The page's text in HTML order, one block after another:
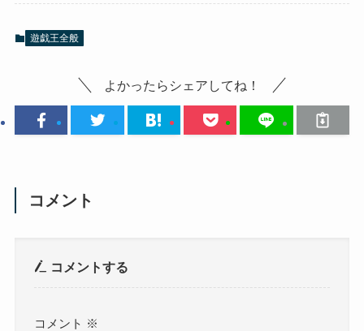
遊戯王全般
よかったらシェアしてね！
コメント
コメントする
コメント ※